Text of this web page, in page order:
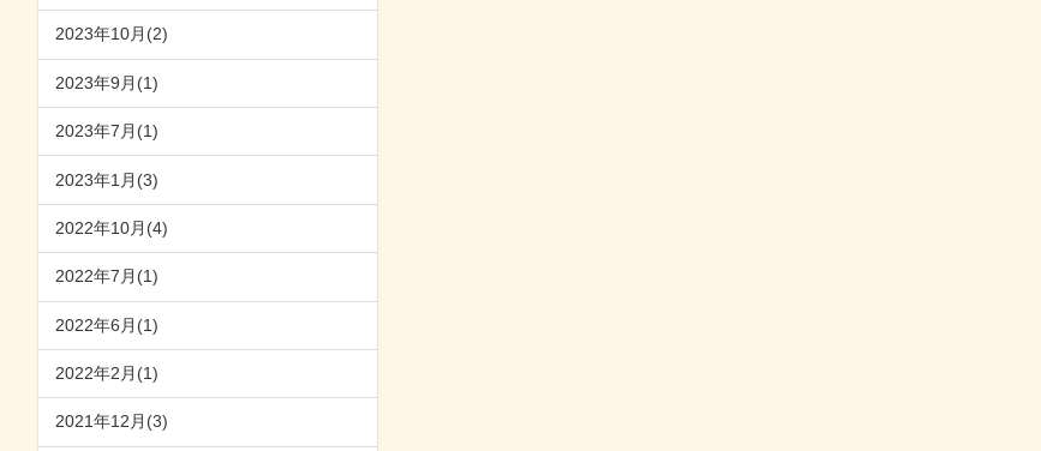
2023年10月(2)
2023年9月(1)
2023年7月(1)
2023年1月(3)
2022年10月(4)
2022年7月(1)
2022年6月(1)
2022年2月(1)
2021年12月(3)